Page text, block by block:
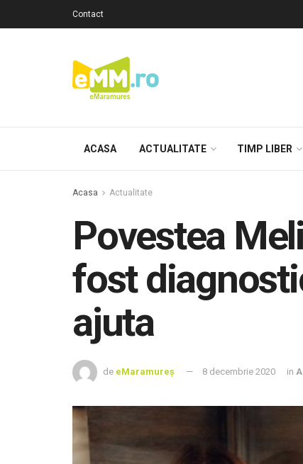
Contact
ACASA ACTUALITATE TIMP LIBER
Acasa Actualitate
Povestea
fost
ajuta
de eMaramureș 8 decembrie 2020 in